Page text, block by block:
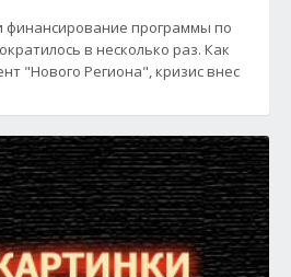
финансирование программы по
в несколько раз. Как
"Нового Региона", кризис внес